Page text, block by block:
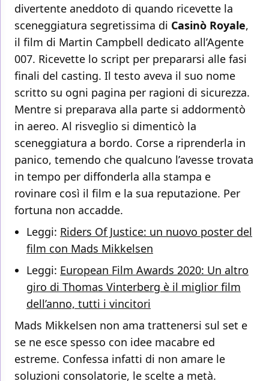
divertente aneddoto di quando ricevette la
sceneggiatura segretissima di Casinò Royale,
il film di Martin Campbell dedicato all’Agente
007. Ricevette lo script per prepararsi alle fasi
finali del casting. Il testo aveva il suo nome
scritto su ogni pagina per ragioni di sicurezza.
Mentre si preparava alla parte si addormentò
in aereo. Al risveglio si dimenticò la
sceneggiatura a bordo. Corse a riprenderla in
panico, temendo che qualcuno l’avesse trovata
in tempo per diffonderla alla stampa e
rovinare così il film e la sua reputazione. Per
fortuna non accadde.
Leggi: Riders Of Justice: un nuovo poster del
film con Mads Mikkelsen
Leggi: European Film Awards 2020: Un altro
giro di Thomas Vinterberg è il miglior film
dell’anno, tutti i vincitori
Mads Mikkelsen non ama trattenersi sul set e
se ne esce spesso con idee macabre ed
estreme. Confessa infatti di non amare le
soluzioni consolatorie, le scelte a metà.